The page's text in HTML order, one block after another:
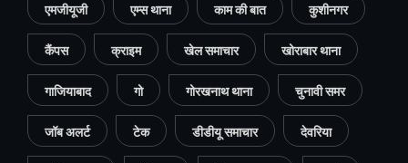
एमजीयूजी एम्स थाना काम की बात कुशीनगर
कैंपस क्राइम खेल समाचार खोराबार थाना
गाजियाबाद गो गोरखनाथ थाना चुनावी समर
जॉब अलर्ट टेक डीडीयू समाचार देवरिया